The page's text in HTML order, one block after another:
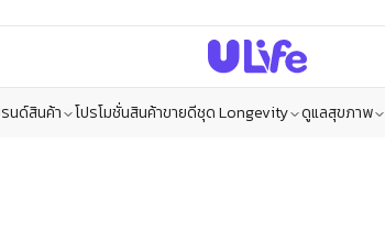
นด์สินค้า โปรโมชั่นสินค้าขายดีชุด Longevity ดูแลสุขภาพ